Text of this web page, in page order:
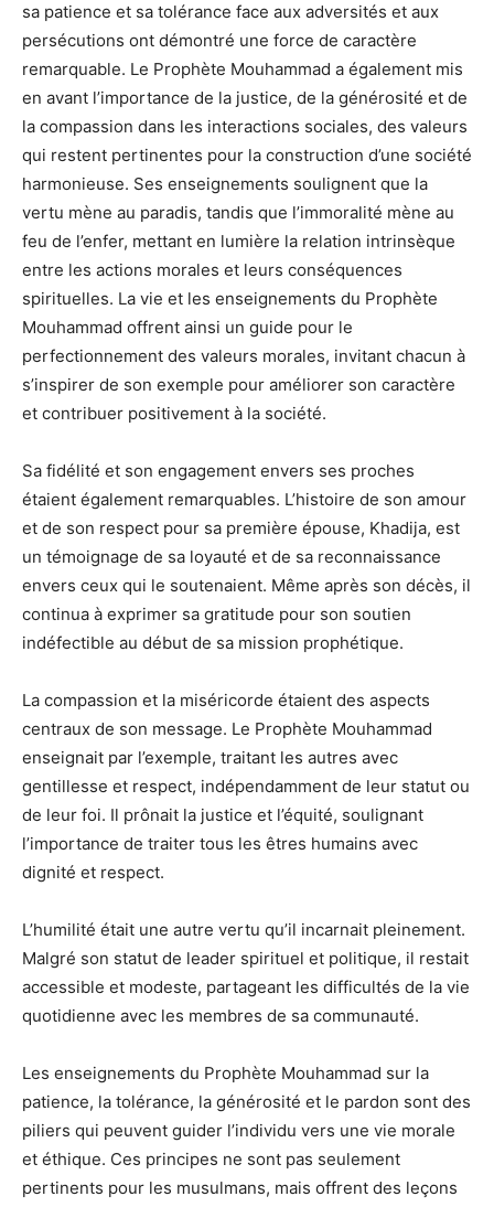
sa patience et sa tolérance face aux adversités et aux
persécutions ont démontré une force de caractère
remarquable. Le Prophète Mouhammad a également mis
en avant l’importance de la justice, de la générosité et de
la compassion dans les interactions sociales, des valeurs
qui restent pertinentes pour la construction d’une société
harmonieuse. Ses enseignements soulignent que la
vertu mène au paradis, tandis que l’immoralité mène au
feu de l’enfer, mettant en lumière la relation intrinsèque
entre les actions morales et leurs conséquences
spirituelles. La vie et les enseignements du Prophète
Mouhammad offrent ainsi un guide pour le
perfectionnement des valeurs morales, invitant chacun à
s’inspirer de son exemple pour améliorer son caractère
et contribuer positivement à la société.
Sa fidélité et son engagement envers ses proches
étaient également remarquables. L’histoire de son amour
et de son respect pour sa première épouse, Khadija, est
un témoignage de sa loyauté et de sa reconnaissance
envers ceux qui le soutenaient. Même après son décès, il
continua à exprimer sa gratitude pour son soutien
indéfectible au début de sa mission prophétique.
La compassion et la miséricorde étaient des aspects
centraux de son message. Le Prophète Mouhammad
enseignait par l’exemple, traitant les autres avec
gentillesse et respect, indépendamment de leur statut ou
de leur foi. Il prônait la justice et l’équité, soulignant
l’importance de traiter tous les êtres humains avec
dignité et respect.
L’humilité était une autre vertu qu’il incarnait pleinement.
Malgré son statut de leader spirituel et politique, il restait
accessible et modeste, partageant les difficultés de la vie
quotidienne avec les membres de sa communauté.
Les enseignements du Prophète Mouhammad sur la
patience, la tolérance, la générosité et le pardon sont des
piliers qui peuvent guider l’individu vers une vie morale
et éthique. Ces principes ne sont pas seulement
pertinents pour les musulmans, mais offrent des leçons